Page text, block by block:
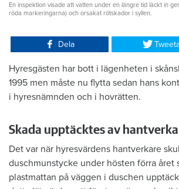
En inspektion visade att vatten under en längre tid läckt in
röda markeringarna) och orsakat rötskador i syllen.
Dela
Hyresgästen har bott i lägenheten i
1995 men måste nu flytta sedan hans
i hyresnämnden och i hovrätten.
Skada upptäcktes av
Det var när hyresvärdens hantverkare
duschmunstycke under hösten förra året
plastmattan på väggen i duschen